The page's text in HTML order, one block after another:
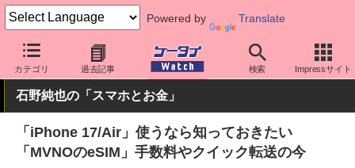
Powered by Translate
カテゴリ 過去記事 検索 Impressサイト
ケータイ Watch 格安スマホ/格安SIM 格安SIM/MVNO 料金プ
石野純也の「スマホとお金」
「iPhone 17/Air」使うなら知っておきたい
「MVNOのeSIM」手数料やクイック転送の今